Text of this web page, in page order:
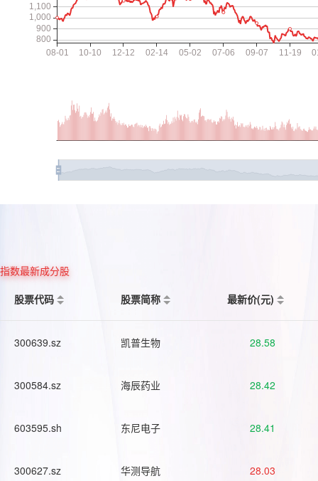
指数最新成分股
股票代码
股票简称 最新价(元)
300639.sz 凯普生物 28.58
300584.sz 海辰药业 28.42
603595.sh 东尼电子 28.41
300627.sz 华测导航 28.03